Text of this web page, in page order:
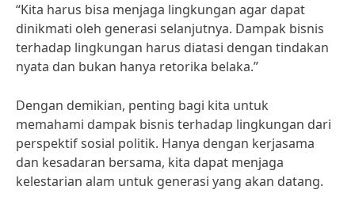
“Kita harus bisa menjaga lingkungan agar dapat
dinikmati oleh generasi selanjutnya. Dampak bisnis
terhadap lingkungan harus diatasi dengan tindakan
nyata dan bukan hanya retorika belaka.”
Dengan demikian, penting bagi kita untuk
memahami dampak bisnis terhadap lingkungan dari
perspektif sosial politik. Hanya dengan kerjasama
dan kesadaran bersama, kita dapat menjaga
kelestarian alam untuk generasi yang akan datang.